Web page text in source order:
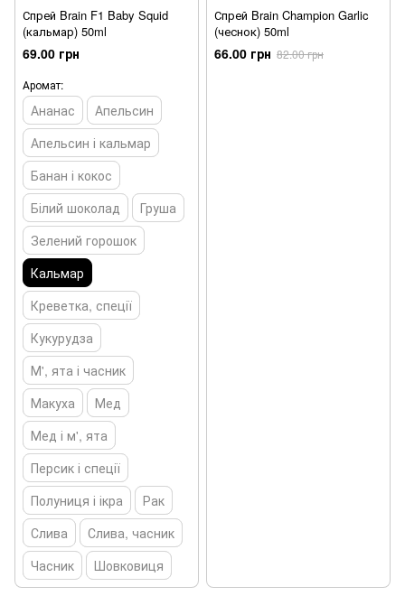
Спрей Brain F1 Baby Squid
(кальмар) 50ml
69.00 грн
Аромат:
Ананас
Апельсин
Апельсин і кальмар
Банан і кокос
Білий шоколад
Груша
Зелений горошок
Кальмар
Креветка, спеції
Кукурудза
М', ята і часник
Макуха
Мед
Мед і м', ята
Персик і спеції
Полуниця і ікра
Рак
Слива
Слива, часник
Часник
Шовковиця
Спрей Brain Champion Garlic
(чеснок) 50ml
66.00 грн 82.00 грн